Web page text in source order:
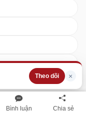
Bình luận Chia sẻ
Theo dõi ×